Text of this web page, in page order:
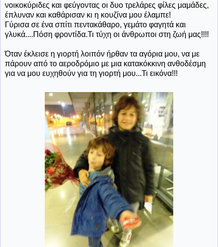
νοικοκύριδες και φεύγοντας οι δυο τρελάρες φίλες μαμάδες,
έπλυναν και καθάρισαν κι η κουζίνα μου έλαμπε!
Γύρισα σε ένα σπίτι πεντακάθαρο, γεμάτο φαγητά και
γλυκά....Πόση φροντίδα.Τι τύχη οι άνθρωποι στη ζωή μας!!!!
Όταν έκλεισε η γιορτή λοιπόν ήρθαν τα αγόρια μου, να με
πάρουν από το αεροδρόμιο με μια κατακόκκινη ανθοδέσμη
για να μου ευχηθούν για τη γιορτή μου...Τι εικόνα!!!